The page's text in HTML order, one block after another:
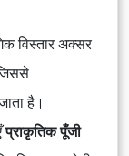
विस्तार अक्सर
है।
प्राकृतिक पूँजी